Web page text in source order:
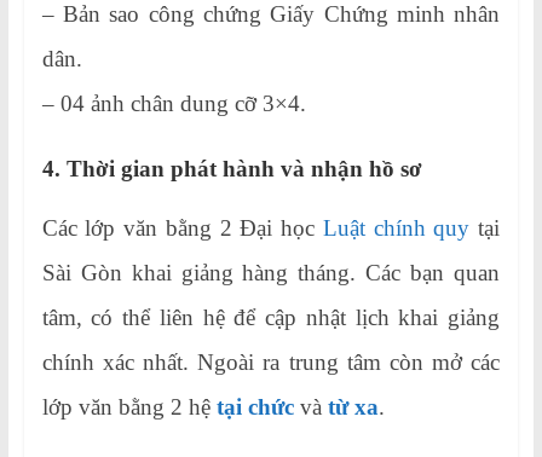
– Bản sao công chứng Giấy Chứng minh nhân
dân.
– 04 ảnh chân dung cỡ 3×4.
4. Thời gian phát hành và nhận hồ sơ
Các lớp văn bằng 2 Đại học Luật chính quy tại
Sài Gòn khai giảng hàng tháng. Các bạn quan
tâm, có thể liên hệ để cập nhật lịch khai giảng
chính xác nhất. Ngoài ra trung tâm còn mở các
lớp văn bằng 2 hệ tại chứcvà từ xa.